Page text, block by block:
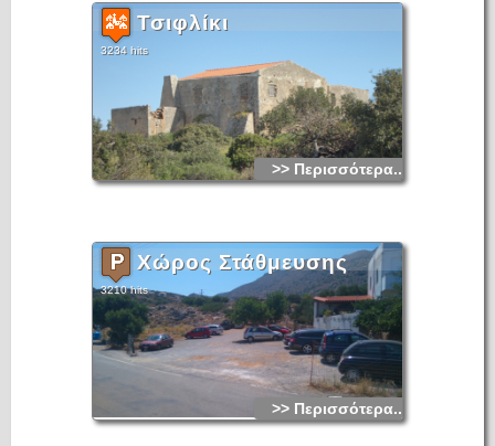
Τσιφλίκι
3234 hits
>> Περισσότερα...
Χώρος Στάθμευσης
3210 hits
>> Περισσότερα...